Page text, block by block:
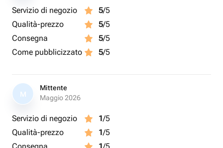
Servizio di negozio 5/5
Qualità-prezzo
5/5
Consegna
5/5
Come pubblicizzato
5/5
M
Mittente
Maggio 2026
Servizio di negozio 1/5
Qualità-prezzo
1/5